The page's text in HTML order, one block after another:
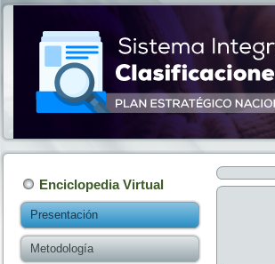
Enciclopedia Virtual
Presentación
Metodología